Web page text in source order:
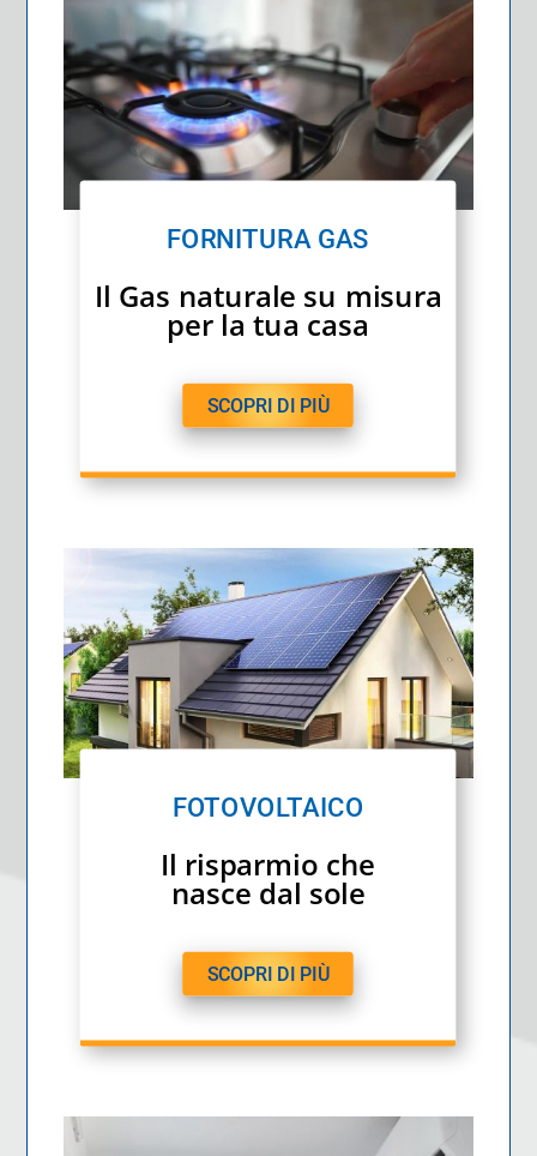
FORNITURA GAS
Il Gas naturale su misura
per la tua casa
SCOPRI DI PIÙ
FOTOVOLTAICO
Il risparmio che
nasce dal sole
SCOPRI DI PIÙ